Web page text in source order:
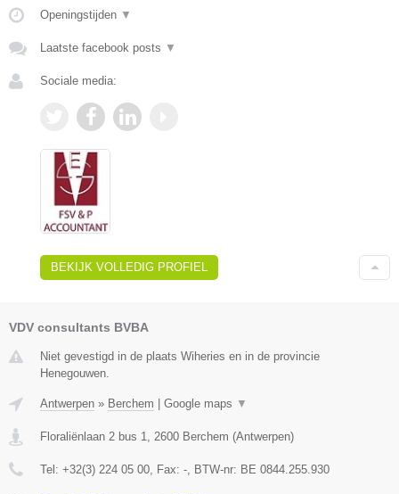
Openingstijden ▼
Laatste facebook posts ▼
Sociale media:
BEKIJK VOLLEDIG PROFIEL
VDV consultants BVBA
Niet gevestigd in de plaats Wiheries en in de provincie
Henegouwen.
Antwerpen » Berchem | Google maps ▼
Floraliënlaan 2 bus 1 2600 Berchem (Antwerpen)
Tel: +32(3) 224 05 00 , Fax: - , BTW-nr: BE 0844.255.930